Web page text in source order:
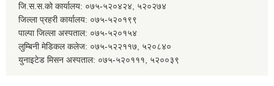
जि.स.स.को कार्यालय: ०७५-५२०४२४, ५२०२७४
जिल्ला प्रहरी कार्यालय: ०७५-५२०१९९
पाल्पा जिल्ला अस्पताल: ०७५-५२०१५४
लुम्बिनी मेडिकल कलेज: ०७५-५२२११७, ५२०८४०
युनाइटेड मिसन अस्पताल: ०७५-५२०१११, ५२००३९